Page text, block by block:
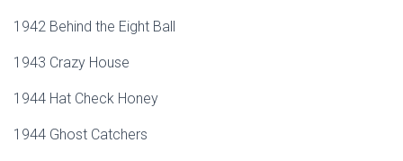
1942 Behind the Eight Ball
1943 Crazy House
1944 Hat Check Honey
1944 Ghost Catchers